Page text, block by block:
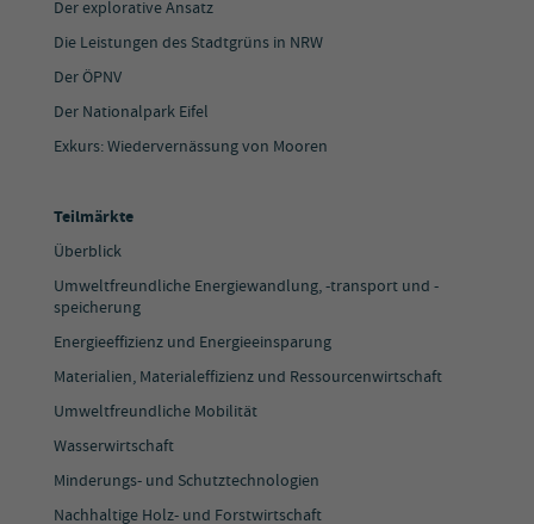
Der explorative Ansatz
Die Leistungen des Stadtgrüns in NRW
Der ÖPNV
Der Nationalpark Eifel
Exkurs: Wiedervernässung von Mooren
Teilmärkte
Überblick
Umweltfreundliche Energiewandlung, -transport und -
speicherung
Energieeffizienz und Energieeinsparung
Materialien, Materialeffizienz und Ressourcenwirtschaft
Umweltfreundliche Mobilität
Wasserwirtschaft
Minderungs- und Schutztechnologien
Nachhaltige Holz- und Forstwirtschaft